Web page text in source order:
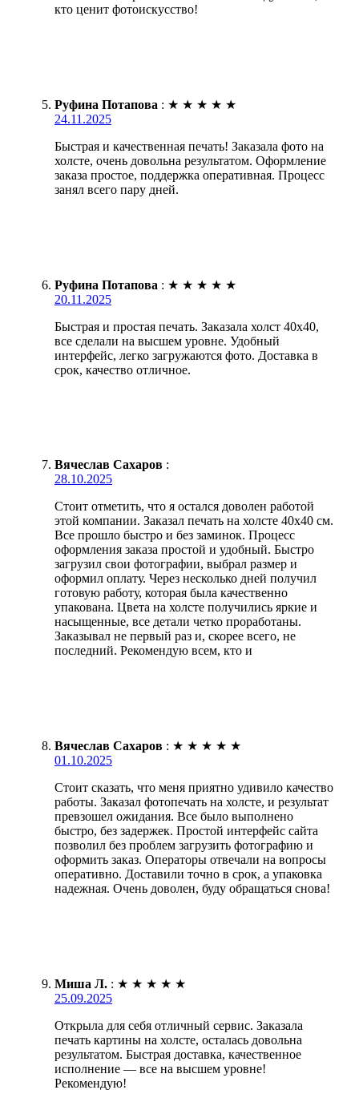
кто ценит фотоискусство!
Руфина Потапова : ★ ★ ★ ★ ★
24.11.2025
Быстрая и качественная печать! Заказала фото на
холсте, очень довольна результатом. Оформление
заказа простое, поддержка оперативная. Процесс
занял всего пару дней.
Руфина Потапова : ★ ★ ★ ★ ★
20.11.2025
Быстрая и простая печать. Заказала холст 40х40,
все сделали на высшем уровне. Удобный
интерфейс, легко загружаются фото. Доставка в
срок, качество отличное.
Вячеслав Сахаров :
28.10.2025
Стоит отметить, что я остался доволен работой
этой компании. Заказал печать на холсте 40х40 см.
Все прошло быстро и без заминок. Процесс
оформления заказа простой и удобный. Быстро
загрузил свои фотографии, выбрал размер и
оформил оплату. Через несколько дней получил
готовую работу, которая была качественно
упакована. Цвета на холсте получились яркие и
насыщенные, все детали четко проработаны.
Заказывал не первый раз и, скорее всего, не
последний. Рекомендую всем, кто и
Вячеслав Сахаров : ★ ★ ★ ★ ★
01.10.2025
Стоит сказать, что меня приятно удивило качество
работы. Заказал фотопечать на холсте, и результат
превзошел ожидания. Все было выполнено
быстро, без задержек. Простой интерфейс сайта
позволил без проблем загрузить фотографию и
оформить заказ. Операторы отвечали на вопросы
оперативно. Доставили точно в срок, а упаковка
надежная. Очень доволен, буду обращаться снова!
Миша Л. : ★ ★ ★ ★ ★
25.09.2025
Открыла для себя отличный сервис. Заказала
печать картины на холсте, осталась довольна
результатом. Быстрая доставка, качественное
исполнение — все на высшем уровне!
Рекомендую!